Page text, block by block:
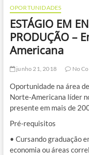
OPORTUNIDADES
ESTÁGIO EM
PRODUÇÃO –
Americana
junho 21, 2018 No
Oportunidade na área
Norte-Americana líder
presente em mais de
Pré-requisitos
• Cursando graduação
economia ou áreas